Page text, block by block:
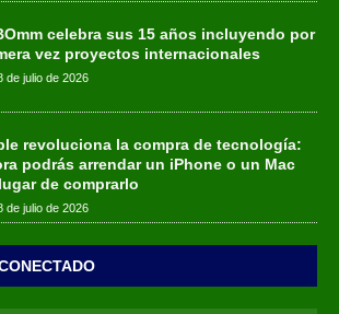
celebra sus 15 años incluyendo por
vez proyectos internacionales
de julio de 2026
revoluciona la compra de tecnología:
podrás arrendar un iPhone o un Mac
de comprarlo
de julio de 2026